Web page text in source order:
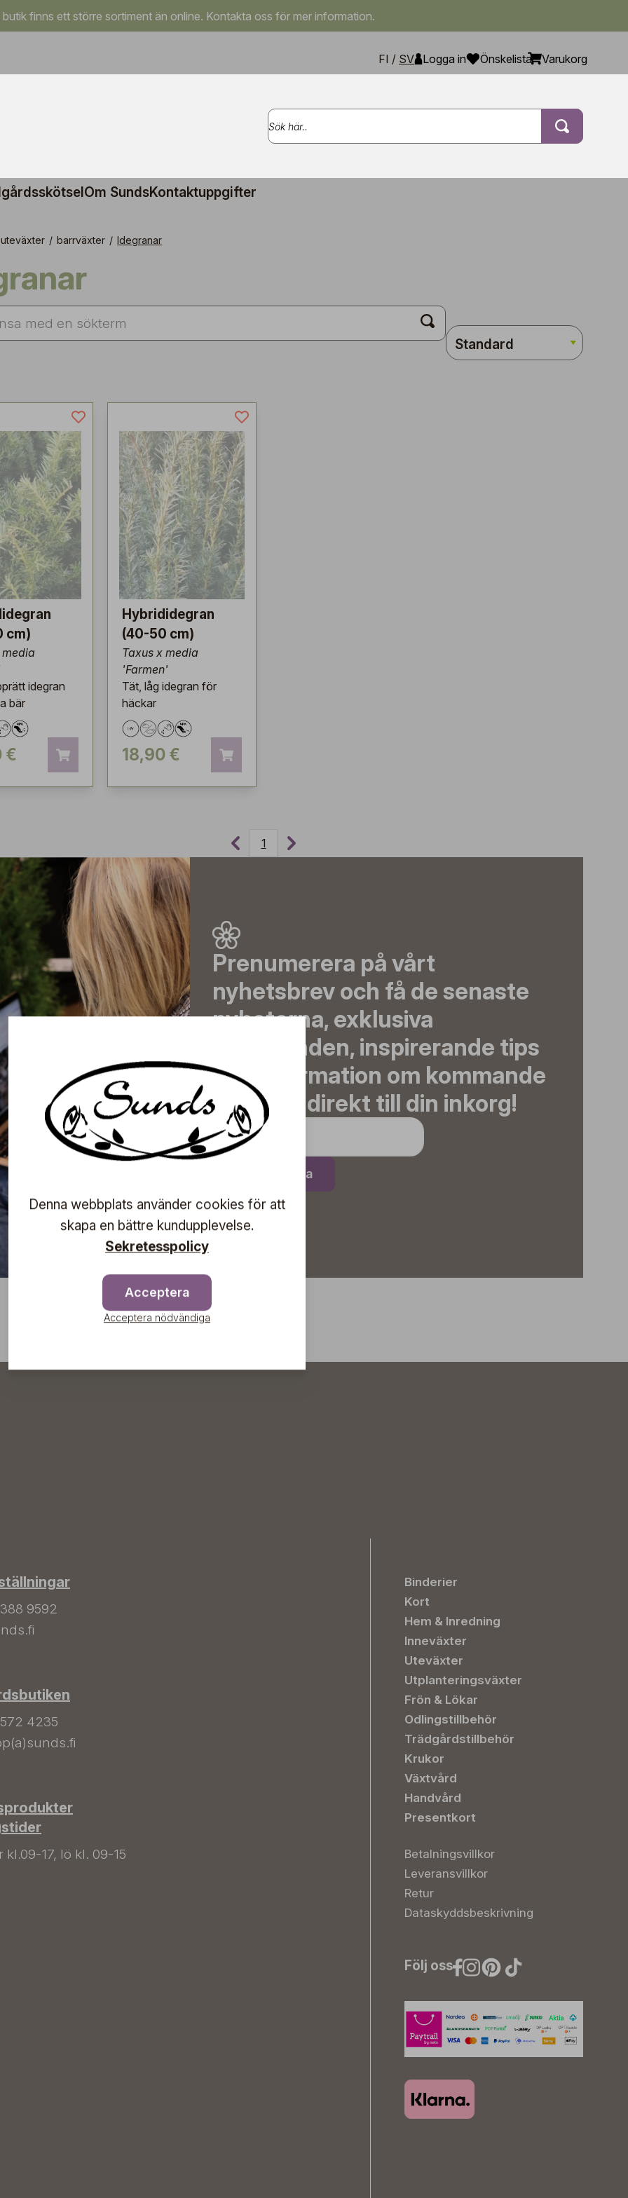
finns ett större sortiment än online. Kontakta oss för mer information.
FI / SV Logga in Önskelista Varukorg
Om SundsKontaktuppgifter
uteväxter / barrväxter / Idegranar
cm)
media
idegran
bär
€
Hybrididegran
(40-50 cm)
Taxus x media
'Farmen'
Tät, låg idegran för
häckar
18,90 €
1
Prenumerera på vårt
nyhetsbrev och få de senaste
nyheterna, exklusiva
erbjudanden, inspirerande tips
och information om kommande
events – direkt till din inkorg!
Prenumerera
9592
4235
17, lö kl. 09-15
Binderier
Kort
Hem & Inredning
Inneväxter
Uteväxter
Utplanteringsväxter
Frön & Lökar
Odlingstillbehör
Trädgårdstillbehör
Krukor
Växtvård
Handvård
Presentkort
Betalningsvillkor
Leveransvillkor
Retur
Dataskyddsbeskrivning
Följ oss
Denna webbplats använder cookies för att
skapa en bättre kundupplevelse.
Sekretesspolicy
Acceptera
Acceptera nödvändiga